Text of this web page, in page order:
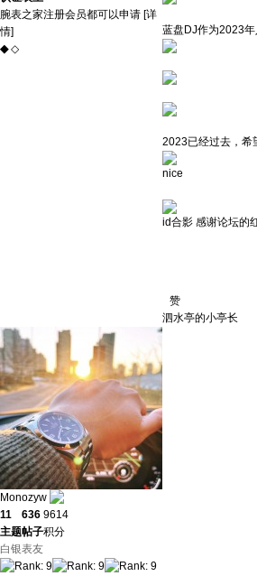
腕表之家注册会员都可以申请 [详
情]
◆ ◇
蓝盘DJ作为2023
2023已经过去，希
nice
id合影 感谢论坛的
赞
泗水亭的小亭长
Monozyw
11
主题
636
帖子
9614
积分
白银表友